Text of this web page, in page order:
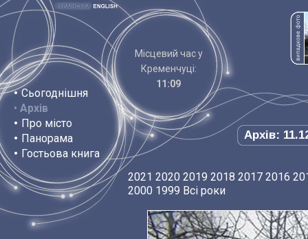
• Сьогоднішня
• Архів
• Про місто
• Панорама
• Гостьова книга
Місцевий час у
Кременчуці:
11:09
Архів:
2021 2020 2019 2018 2017 2016
2000 1999 Всі роки